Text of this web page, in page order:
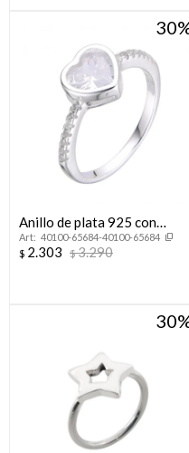
30
Anillo de plata 925 con
circonias.
40100-65684-40100-65684
$ 2.303 $3.290
30